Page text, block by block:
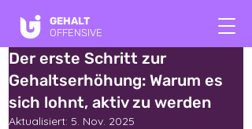
GEHALT
OFFENSIVE
Der erste Schritt zur
Gehaltserhöhung: Warum es
sich lohnt, aktiv zu werden
Aktualisiert: 5. Nov. 2025